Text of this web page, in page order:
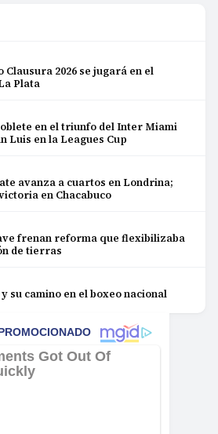
2026 se jugará en el
Plata
en el triunfo del Inter Miami
Luis en la Leagues Cup
avanza a cuartos en Londrina;
en Chacabuco
frenan reforma que flexibilizaba
de tierras
su camino en el boxeo nacional